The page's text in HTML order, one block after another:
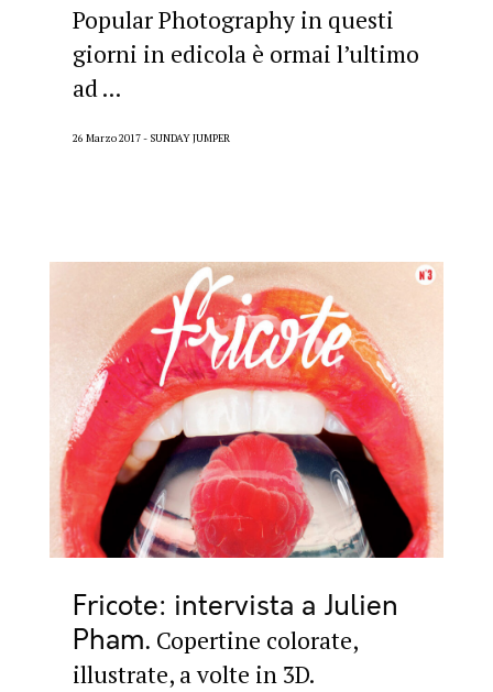
Popular Photography in questi
giorni in edicola è ormai l’ultimo
ad ...
26 Marzo 2017 SUNDAY JUMPER
Fricote: intervista a Julien
Pham Copertine colorate,
illustrate, a volte in 3D.